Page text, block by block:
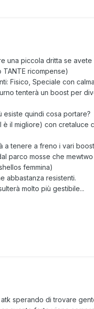
una piccola dritta se
TANTE ricompense)
Fisico, Speciale con
tenterà un boost per
quindi cosa portare?
è il migliore) con
a tenere a freno i vari
parco mosse che
femmina)
abbastanza resistenti.
molto più gestibile...
atk sperando di trovare